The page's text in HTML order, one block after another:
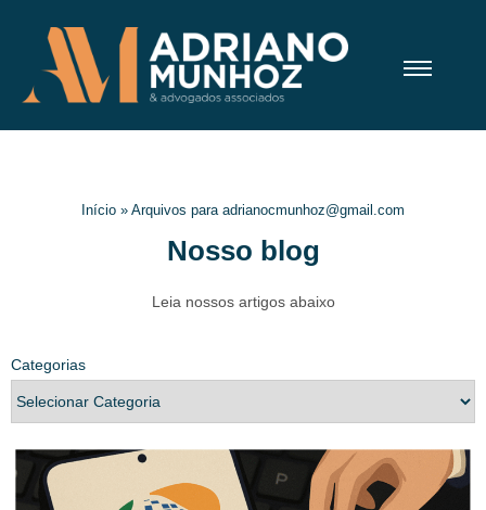
Início » Arquivos para adrianocmunhoz@gmail.com
Nosso blog
Leia nossos artigos abaixo
Categorias